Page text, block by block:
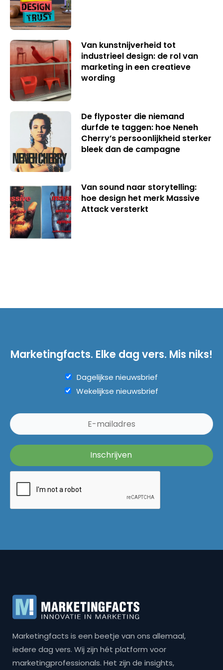
Van kunstnijverheid tot
industrieel design: de rol van
marketing in een creatieve
wording
De flyposter die niemand
durfde te taggen: hoe Neneh
Cherry’s persoonlijkheid sterker
bleek dan de campagne
Van sound naar storytelling:
hoe design het merk Massive
Attack versterkt
Marketingfacts. Elke dag vers. Mis niks!
Dagelijkse nieuwsbrief
Wekelijkse nieuwsbrief
Marketingfacts is een beetje van ons allemaal,
iedere dag vers. Wij zijn hét platform voor
marketingprofessionals. Het zijn de insights,